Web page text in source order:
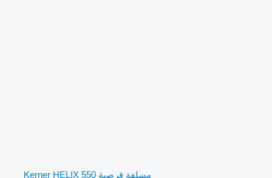
مسلفة قرصية Kerner HELIX 550